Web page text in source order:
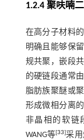
1.2.4 聚呋喃
在高分子材料
明确且能够保
规共聚，嵌段
的硬链段通常
脂肪族聚醚或
形成微相分离
非晶相的软链
WANG等[33]采用